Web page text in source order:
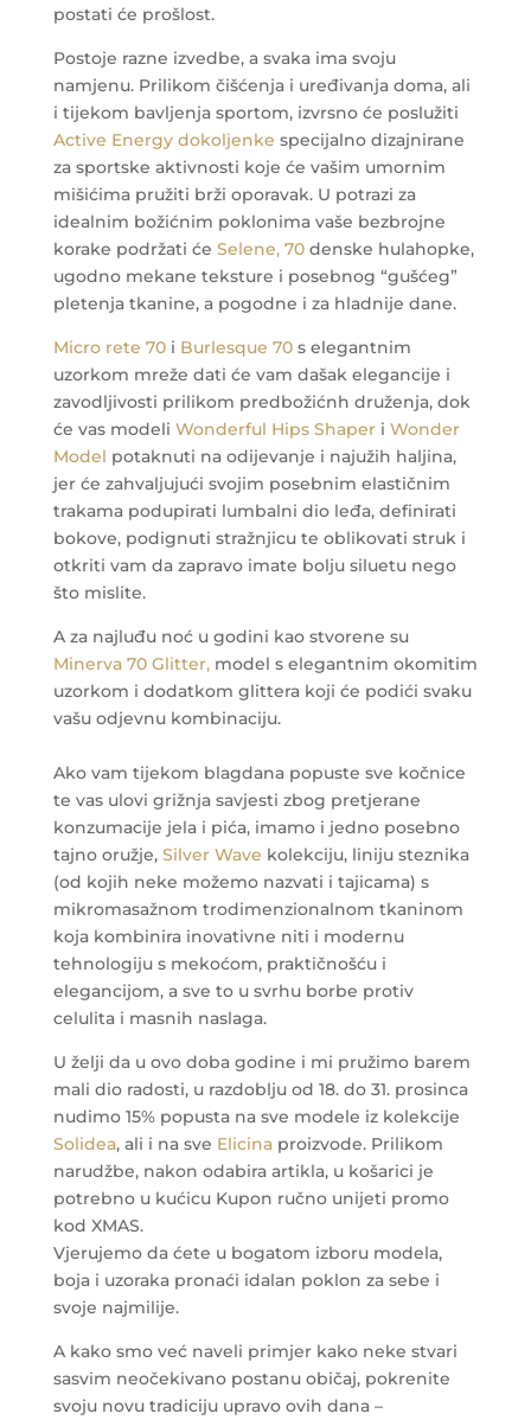
postati će prošlost.
Postoje razne izvedbe, a svaka ima svoju
namjenu. Prilikom čišćenja i uređivanja doma, ali
i tijekom bavljenja sportom, izvrsno će poslužiti
Active Energy dokoljenke specijalno dizajnirane
za sportske aktivnosti koje će vašim umornim
mišićima pružiti brži oporavak. U potrazi za
idealnim božićnim poklonima vaše bezbrojne
korake podržati će Selene, 70denske hulahopke,
ugodno mekane teksture i posebnog “gušćeg”
pletenja tkanine, a pogodne i za hladnije dane.
Micro rete 70i Burlesque 70s elegantnim
uzorkom mreže dati će vam dašak elegancije i
zavodljivosti prilikom predbožićnh druženja, dok
će vas modeli Wonderful Hips Shaperi Wonder
Model potaknuti na odijevanje i najužih haljina,
jer će zahvaljujući svojim posebnim elastičnim
trakama podupirati lumbalni dio leđa, definirati
bokove, podignuti stražnjicu te oblikovati struk i
otkriti vam da zapravo imate bolju siluetu nego
što mislite.
A za najluđu noć u godini kao stvorene su
Minerva 70 Glitter,model s elegantnim okomitim
uzorkom i dodatkom glittera koji će podići svaku
vašu odjevnu kombinaciju.
Ako vam tijekom blagdana popuste sve kočnice
te vas ulovi grižnja savjesti zbog pretjerane
konzumacije jela i pića, imamo i jedno posebno
tajno oružje, Silver Wave kolekciju, liniju steznika
(od kojih neke možemo nazvati i tajicama) s
mikromasažnom trodimenzionalnom tkaninom
koja kombinira inovativne niti i modernu
tehnologiju s mekoćom, praktičnošću i
elegancijom, a sve to u svrhu borbe protiv
celulita i masnih naslaga.
U želji da u ovo doba godine i mi pružimo barem
mali dio radosti, u razdoblju od 18. do 31. prosinca
nudimo 15% popusta na sve modele iz kolekcije
Solidea, ali i na sve Elicinaproizvode. Prilikom
narudžbe, nakon odabira artikla, u košarici je
potrebno u kućicu Kupon ručno unijeti promo
kod XMAS.
Vjerujemo da ćete u bogatom izboru modela,
boja i uzoraka pronaći idalan poklon za sebe i
svoje najmilije.
A kako smo već naveli primjer kako neke stvari
sasvim neočekivano postanu običaj, pokrenite
svoju novu tradiciju upravo ovih dana –